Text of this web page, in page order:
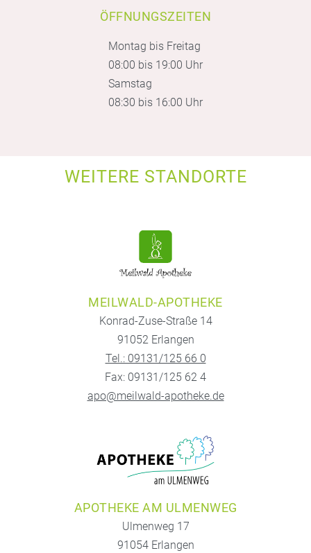
ÖFFNUNGSZEITEN
Montag bis Freitag
08:00 bis 19:00 Uhr
Samstag
08:30 bis 16:00 Uhr
WEITERE STANDORTE
MEILWALD-APOTHEKE
Konrad-Zuse-Straße 14
91052 Erlangen
Tel.: 09131/125 66 0
Fax: 09131/125 62 4
apo@meilwald-apotheke.de
APOTHEKE AM ULMENWEG
Ulmenweg 17
91054 Erlangen